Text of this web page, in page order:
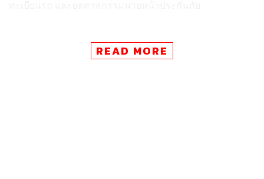
TIDLOR กล่าวว่า รายได้รวมในปี 2563 ที่ผ่านมา อยู่ที่
10,500 ล้านบาท และมีกำไรสุทธิ 2,416 ล้านบาท และในอีก
READ MORE